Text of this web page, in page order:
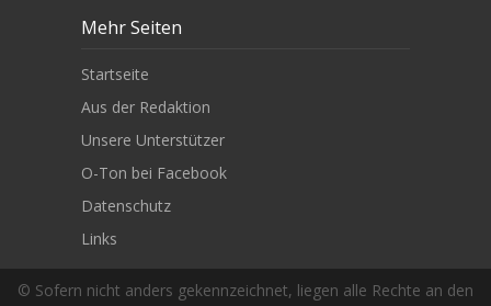
© Sofern nicht anders gekennzeichnet, liegen alle Rechte an den
Mehr Seiten
Startseite
Aus der Redaktion
Unsere Unterstützer
O-Ton bei Facebook
Datenschutz
Links